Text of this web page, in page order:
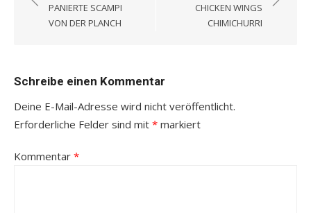
PANIERTE SCAMPI
VON DER PLANCH
CHICKEN WINGS
CHIMICHURRI
Schreibe einen Kommentar
Deine E-Mail-Adresse wird nicht veröffentlicht.
Erforderliche Felder sind mit * markiert
Kommentar *